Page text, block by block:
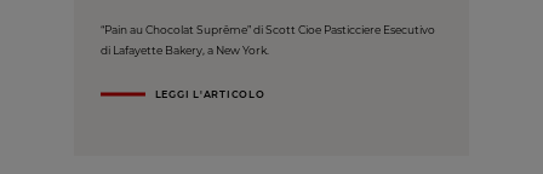
“Pain au Chocolat Suprême” di Scott Cioe Pasticciere Esecutivo
di Lafayette Bakery, a New York.
LEGGI L'ARTICOLO